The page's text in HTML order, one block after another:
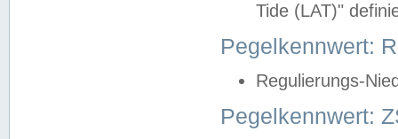
Tide (LAT)"
Pegelkennwert:
Regulierungs-
Pegelkennwert: